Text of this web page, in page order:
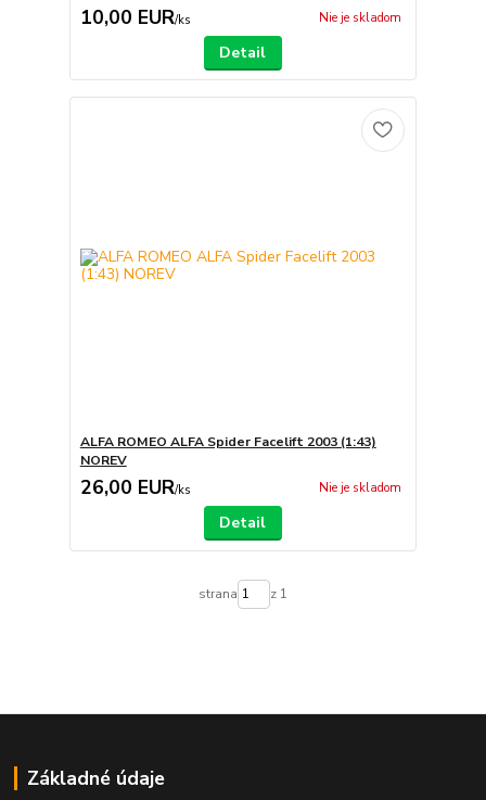
10,00 EUR/ks Nie je skladom
Detail
ALFA ROMEO ALFA Spider Facelift 2003 (1:43)
NOREV
26,00 EUR/ks Nie je skladom
Detail
strana z 1
Základné údaje